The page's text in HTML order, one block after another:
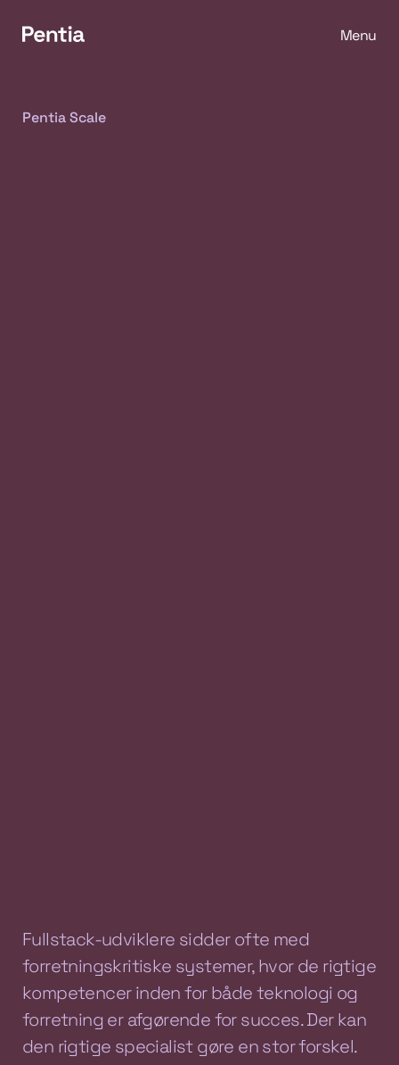
Menu
Pentia Scale
Fullstack-udviklere sidder ofte med
forretningskritiske systemer, hvor de rigtige
kompetencer inden for både teknologi og
forretning er afgørende for succes. Der kan
den rigtige specialist gøre en stor forskel.